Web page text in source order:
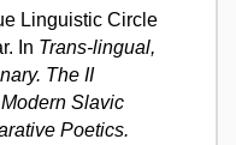
Linguistic Circle
In Trans-lingual,
The II
Slavic
Poetics.